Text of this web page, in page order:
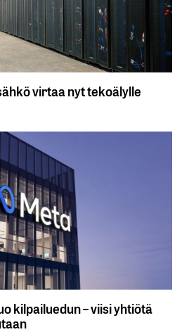
virtaa nyt tekoälylle
kilpailuedun – viisi yhtiötä